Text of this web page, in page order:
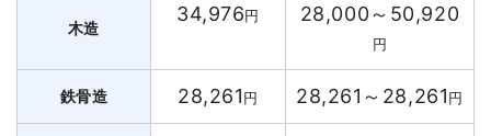
木造
34,976円 28,000～50,920
円
鉄骨造 28,261円 28,261～28,261円